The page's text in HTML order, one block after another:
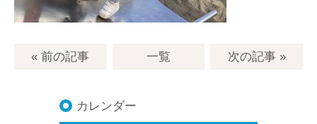
« 前の記事 一覧 次の記事»
カレンダー